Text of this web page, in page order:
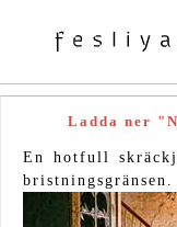
Ladda ner
En hotfull
bristningsgränsen.